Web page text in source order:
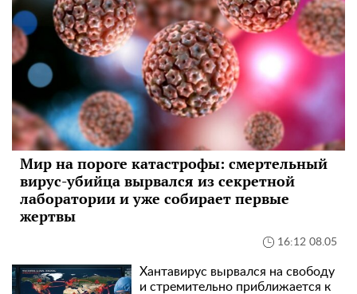
Мир на пороге катастрофы: смертельный
вирус-убийца вырвался из секретной
лаборатории и уже собирает первые
жертвы
16:12 08.05
Хантавирус вырвался на свободу
и стремительно приближается к